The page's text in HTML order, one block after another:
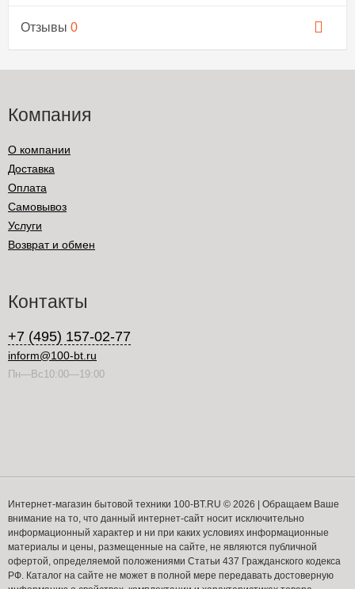
Отзывы 0
Компания
О компании
Доставка
Оплата
Самовывоз
Услуги
Возврат и обмен
Контакты
+7 (495) 157-02-77
inform@100-bt.ru
Пн—Вс10:00—19:00
Интернет-магазин бытовой техники 100-BT.RU © 2026 | Обращаем Ваше
внимание на то, что данный интернет-сайт носит исключительно
информационный характер и ни при каких условиях информационные
материалы и цены, размещенные на сайте, не являются публичной
офертой, определяемой положениями Статьи 437 Гражданского кодекса
РФ. Каталог на сайте не может в полной мере передавать достоверную